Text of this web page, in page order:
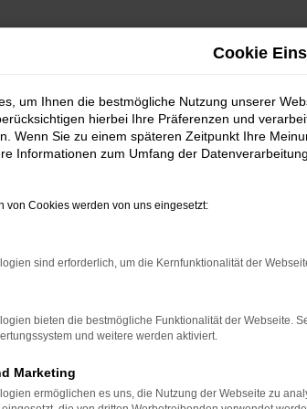
Cookie
um Ihnen die bestmögliche Nutzung unserer
hierbei Ihre Präferenzen und
Wenn Sie zu einem späteren Zeitpunkt Ihre
Informationen zum Umfang der
von Cookies werden von uns eingesetzt:
sind erforderlich, um die Kernfunktionalität der
bieten die bestmögliche Funktionalität der Webseite.
und weitere werden aktiviert.
Marketing
ermöglichen es uns, die Nutzung der Webseite zu